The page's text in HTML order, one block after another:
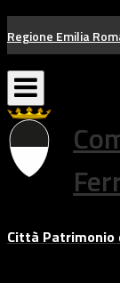
Salta
al
contenuto
Regione Emilia
Città Patrimonio